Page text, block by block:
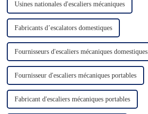
Usines nationales d'escaliers mécaniques
Fabricants d’escalators domestiques
Fournisseurs d'escaliers mécaniques domestiques
Fournisseur d'escaliers mécaniques portables
Fabricant d'escaliers mécaniques portables